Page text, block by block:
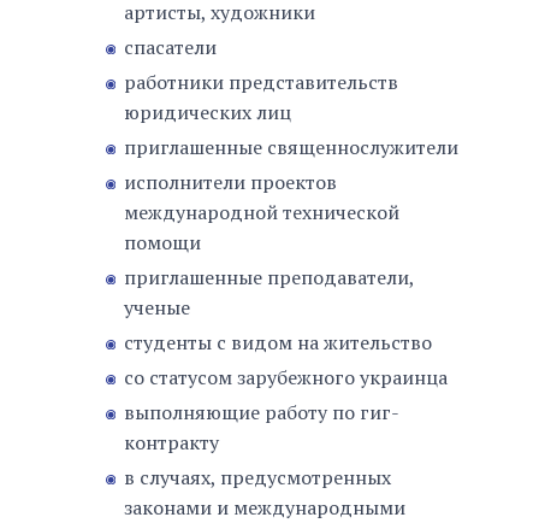
артисты, художники
спасатели
работники представительств
юридических лиц
приглашенные священнослужители
исполнители проектов
международной технической
помощи
приглашенные преподаватели,
ученые
студенты с видом на жительство
со статусом зарубежного украинца
выполняющие работу по гиг-
контракту
в случаях, предусмотренных
законами и международными